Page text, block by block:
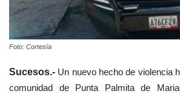
Foto: Cortesía
Sucesos.- Un nuevo hecho de violencia
comunidad de Punta Palmita de